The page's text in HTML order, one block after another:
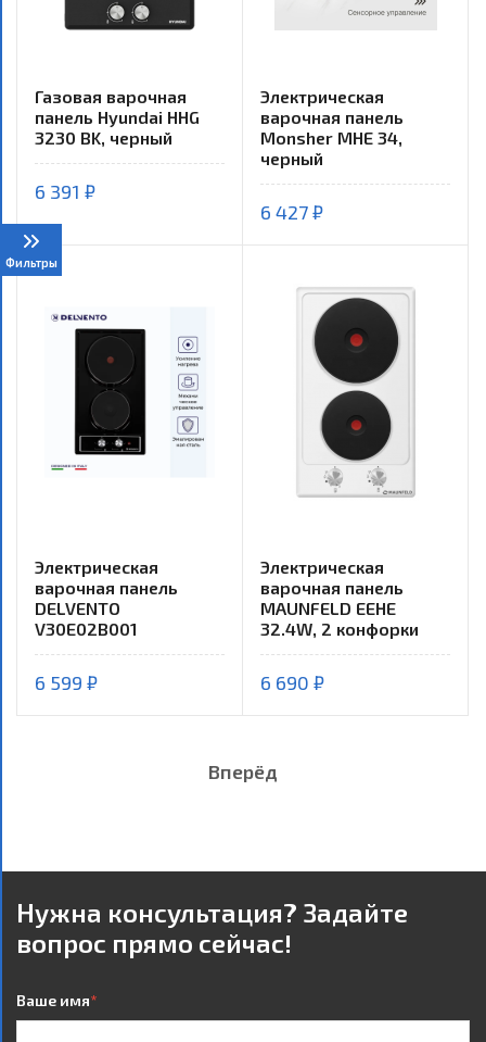
Фильтры
Газовая варочная
панель Hyundai HHG
3230 BK, черный
6 391 ₽
Электрическая
варочная панель
Monsher MHE 34,
черный
6 427 ₽
Электрическая
варочная панель
DELVENTO
V30E02B001
6 599 ₽
Электрическая
варочная панель
MAUNFELD EEHE
32.4W, 2 конфорки
6 690 ₽
Вперёд
Нужна консультация? Задайте
вопрос прямо сейчас!
Ваше имя*